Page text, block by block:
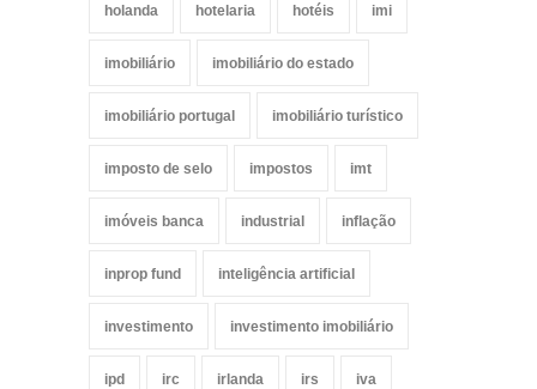
holanda hotelaria hotéis imi
imobiliário imobiliário do estado
imobiliário portugal imobiliário turístico
imposto de selo impostos imt
imóveis banca industrial inflação
inprop fund inteligência artificial
investimento investimento imobiliário
ipd irc irlanda irs iva